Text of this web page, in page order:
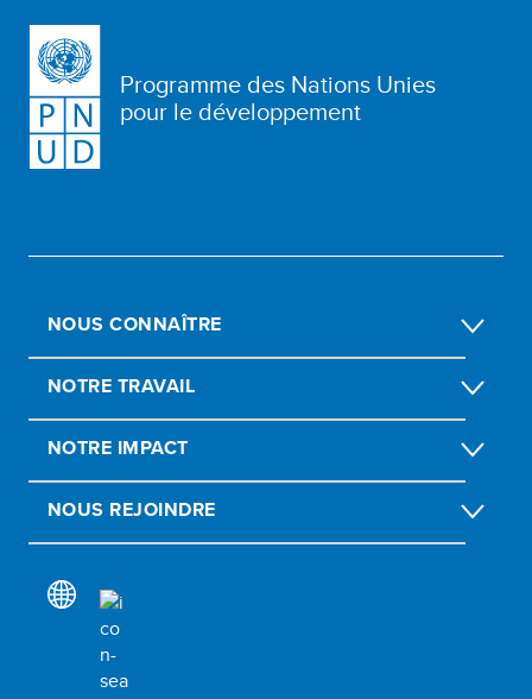
Programme des Nations Unies
pour le développement
NOUS CONNAÎTRE
NOTRE TRAVAIL
NOTRE IMPACT
NOUS REJOINDRE